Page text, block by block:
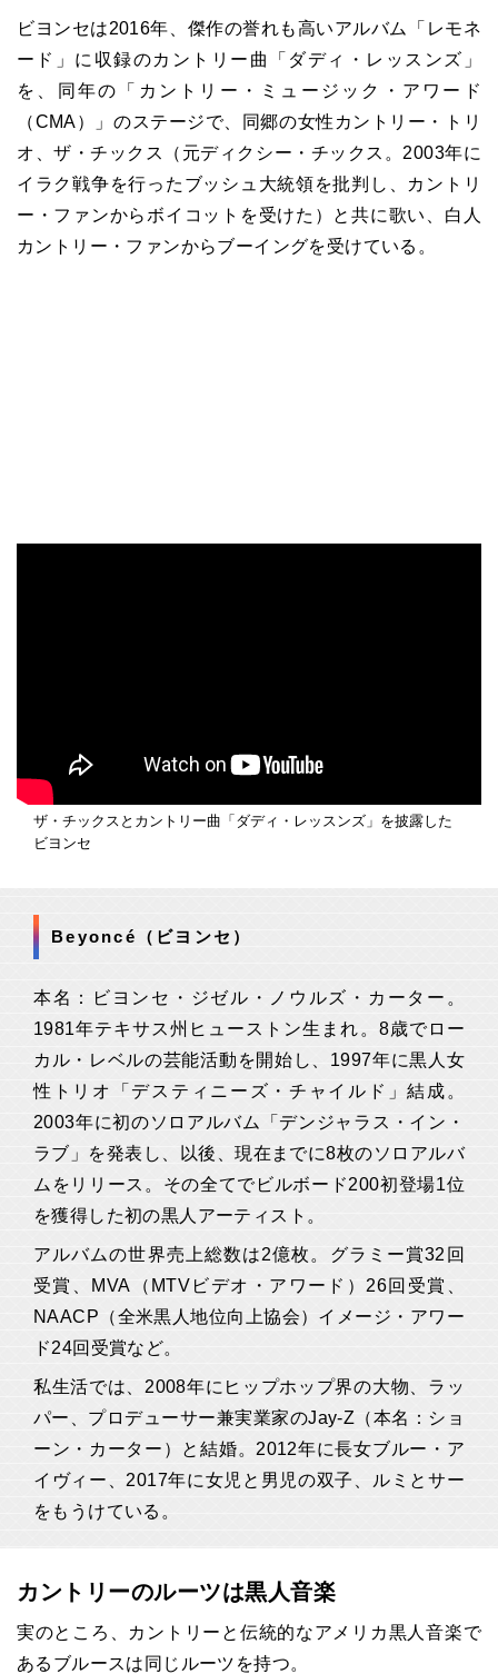
ビヨンセは2016年、傑作の誉れも高いアルバム「レモネ
ード」に収録のカントリー曲「ダディ・レッスンズ」
を、同年の「カントリー・ミュージック・アワード
（CMA）」のステージで、同郷の女性カントリー・トリ
オ、ザ・チックス（元ディクシー・チックス。2003年に
イラク戦争を行ったブッシュ大統領を批判し、カントリ
ー・ファンからボイコットを受けた）と共に歌い、白人
カントリー・ファンからブーイングを受けている。
ザ・チックスとカントリー曲「ダディ・レッスンズ」を披露した
ビヨンセ
Beyoncé（ビヨンセ）
本名：ビヨンセ・ジゼル・ノウルズ・カーター。
1981年テキサス州ヒューストン生まれ。8歳でロー
カル・レベルの芸能活動を開始し、1997年に黒人女
性トリオ「デスティニーズ・チャイルド」結成。
2003年に初のソロアルバム「デンジャラス・イン・
ラブ」を発表し、以後、現在までに8枚のソロアルバ
ムをリリース。その全てでビルボード200初登場1位
を獲得した初の黒人アーティスト。
アルバムの世界売上総数は2億枚。グラミー賞32回
受賞、MVA（MTVビデオ・アワード）26回受賞、
NAACP（全米黒人地位向上協会）イメージ・アワー
ド24回受賞など。
私生活では、2008年にヒップホップ界の大物、ラッ
パー、プロデューサー兼実業家のJay-Z（本名：ショ
ーン・カーター）と結婚。2012年に長女ブルー・ア
イヴィー、2017年に女児と男児の双子、ルミとサー
をもうけている。
カントリーのルーツは黒人音楽
実のところ、カントリーと伝統的なアメリカ黒人音楽で
あるブルースは同じルーツを持つ。